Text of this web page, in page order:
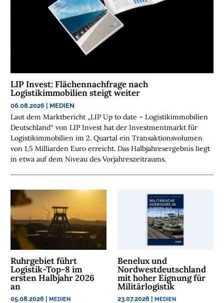
LIP Invest: Flächennachfrage nach
Logistikimmobilien steigt weiter
06.08.2026 MEDIEN
Laut dem Marktbericht „LIP Up to date – Logistikimmobilien
Deutschland“ von LIP Invest hat der Investmentmarkt für
Logistikimmobilien im 2. Quartal ein Transaktionsvolumen
von 1,5 Milliarden Euro erreicht. Das Halbjahresergebnis liegt
in etwa auf dem Niveau des Vorjahreszeitraums.
Ruhrgebiet führt
Logistik-Top-8 im
ersten Halbjahr 2026
an
05.08.2026 |MEDIEN
Benelux und
Nordwestdeutschland
mit hoher Eignung für
Militärlogistik
23.07.2026 |MEDIEN